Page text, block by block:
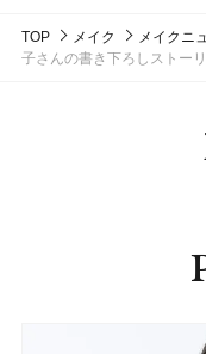
TOP メイク メイクニ
子さんの書き下ろしストー